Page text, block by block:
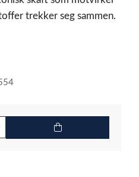
trekker seg sammen.